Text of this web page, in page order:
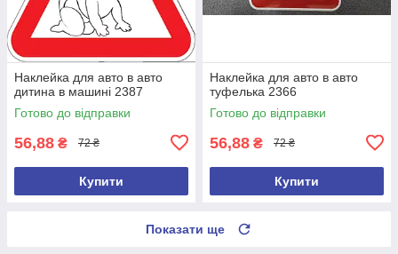
Наклейка для авто в авто
дитина в машині 2387
Готово до відправки
56,88 ₴ 72 ₴
Купити
Наклейка для авто в авто
туфелька 2366
Готово до відправки
56,88 ₴ 72 ₴
Купити
Показати ще